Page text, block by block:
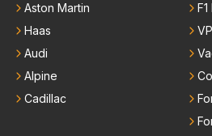
Aston Martin
Haas
Audi
Alpine
Cadillac